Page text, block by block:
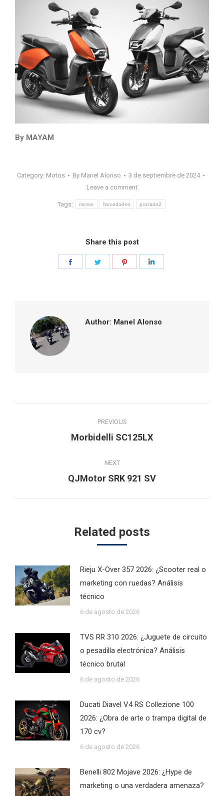
By MAYAM
Category: Motos By Manel Alonso
3 de septiembre de 2024
Leave a comment
Tags: motos Novedades portada2
Share this post
Author: Manel Alonso
navigation
PREVIOUS
Previous
Morbidelli SC125LX
NEXT
Next
QJMotor SRK 921 SV
Related posts
Rieju X-Over 357 2026: ¿Scooter real o
marketing con ruedas? Análisis
técnico
6 de agosto de 2026
TVS RR 310 2026: ¿Juguete de circuito
o pesadilla electrónica? Análisis
técnico brutal
6 de agosto de 2026
Ducati Diavel V4 RS Collezione 100
2026: ¿Obra de arte o trampa digital de
170 cv?
6 de agosto de 2026
Benelli 802 Mojave 2026: ¿Hype de
marketing o una verdadera amenaza?